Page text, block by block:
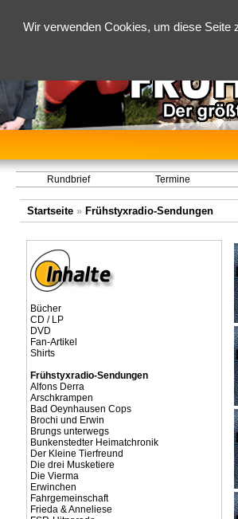
Wir verwenden Cookies, um diese
Rundbrief Termine
Startseite» Frühstyxradio-Sendungen
Bücher
CD / LP
DVD
Fan-Artikel
Shirts
Frühstyxradio-Sendungen
Alfons Derra
Arschkrampen
Bad Oeynhausen Cops
Brochi und Erwin
Brungs unterwegs
Bunkenstedter Heimatchronik
Der Kleine Tierfreund
Die drei Musketiere
Die Vierma
Erwinchen
Fahrgemeinschaft
Frieda & Anneliese